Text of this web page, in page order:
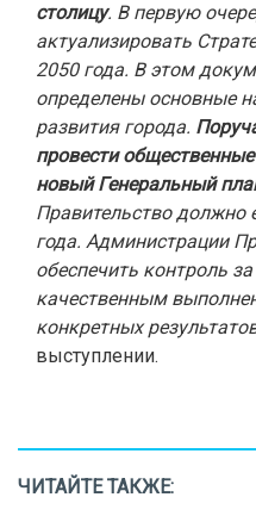
столицу. В первую
актуализировать
2050 года. В этом
определены основные
развития города.
провести
новый Генеральный
Правительство должно
года. Администрации
обеспечить контроль
качественным
конкретных
выступлении.
ЧИТАЙТЕ ТАКЖЕ: